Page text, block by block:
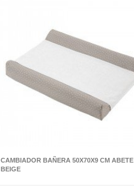
CAMBIADOR BAÑERA 50X70X9 CM ABETE
BEIGE